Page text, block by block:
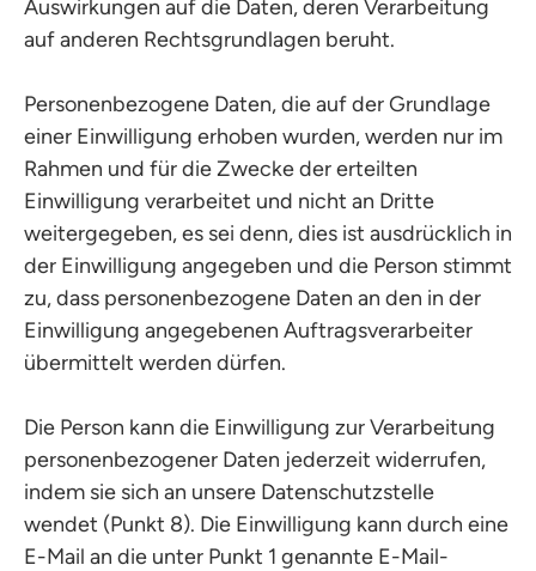
Auswirkungen auf die Daten, deren Verarbeitung
auf anderen Rechtsgrundlagen beruht.
Personenbezogene Daten, die auf der Grundlage
einer Einwilligung erhoben wurden, werden nur im
Rahmen und für die Zwecke der erteilten
Einwilligung verarbeitet und nicht an Dritte
weitergegeben, es sei denn, dies ist ausdrücklich in
der Einwilligung angegeben und die Person stimmt
zu, dass personenbezogene Daten an den in der
Einwilligung angegebenen Auftragsverarbeiter
übermittelt werden dürfen.
Die Person kann die Einwilligung zur Verarbeitung
personenbezogener Daten jederzeit widerrufen,
indem sie sich an unsere Datenschutzstelle
wendet (Punkt 8). Die Einwilligung kann durch eine
E-Mail an die unter Punkt 1 genannte E-Mail-